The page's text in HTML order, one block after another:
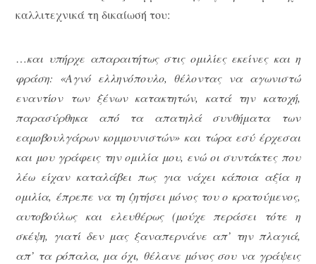
καλλιτεχνικά τη δικαίωσή του:
…και υπήρχε απαραιτήτως στις ομιλίες εκείνες και η
φράση: «Αγνό ελληνόπουλο, θέλοντας να αγωνιστώ
εναντίον των ξένων κατακτητών, κατά την κατοχή,
παρασύρθηκα από τα απατηλά συνθήματα των
εαμοβουλγάρων κομμουνιστών» και τώρα εσύ έρχεσαι
και μου γράφεις την ομιλία μου, ενώ οι συντάκτες που
λέω είχαν καταλάβει πως για νάχει κάποια αξία η
ομιλία, έπρεπε να τη ζητήσει μόνος του ο κρατούμενος,
αυτοβούλως και ελευθέρως (μούχε περάσει τότε η
σκέψη, γιατί δεν μας ξαναπερνάνε απ’ την πλαγιά,
απ’ τα ρόπαλα, μα όχι, θέλανε μόνος σου να γράψεις